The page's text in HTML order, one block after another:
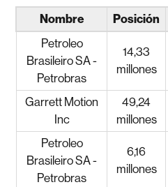
Nombre Posición
Petroleo
Brasileiro SA -
Petrobras
14,33
millones
Garrett Motion
Inc
49,24
millones
Petroleo
Brasileiro SA -
Petrobras
6,16
millones